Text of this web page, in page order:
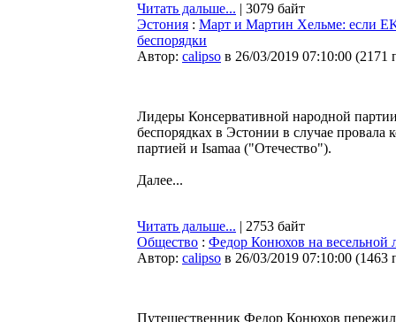
Читать дальше... | 3079 байт
Эстония : Март и Мартин Хельме: если
беспорядки
Автор: calipso в 26/03/2019 07:10:00 (2171
Лидеры Консервативной народной
беспорядках в Эстонии в случае провала
партией и Isamaa ("Отечество").
Далее...
Читать дальше... | 2753 байт
Общество : Федор Конюхов на весельной
Автор: calipso в 26/03/2019 07:10:00 (1463
Путешественник Федор Конюхов